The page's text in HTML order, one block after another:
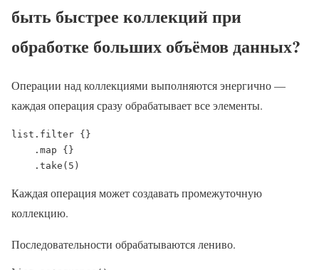
быть быстрее коллекций при
обработке больших объёмов данных?
Операции над коллекциями выполняются энергично —
каждая операция сразу обрабатывает все элементы.
list.filter {}
    .take(5)
Каждая операция может создавать промежуточную
коллекцию.
Последовательности обрабатываются лениво.